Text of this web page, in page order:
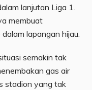
lanjutan Liga 1.
membuat
lapangan hijau.
semakin tak
gas air
stadion yang tak